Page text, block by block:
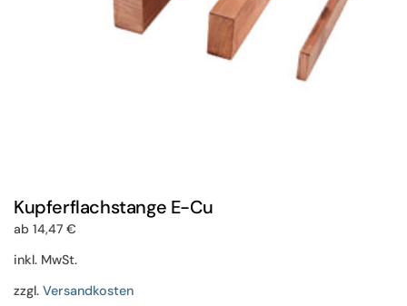
gewählt
werden
Kupferflachstange E-Cu
ab 14,47 €
inkl. MwSt.
zzgl. Versandkosten